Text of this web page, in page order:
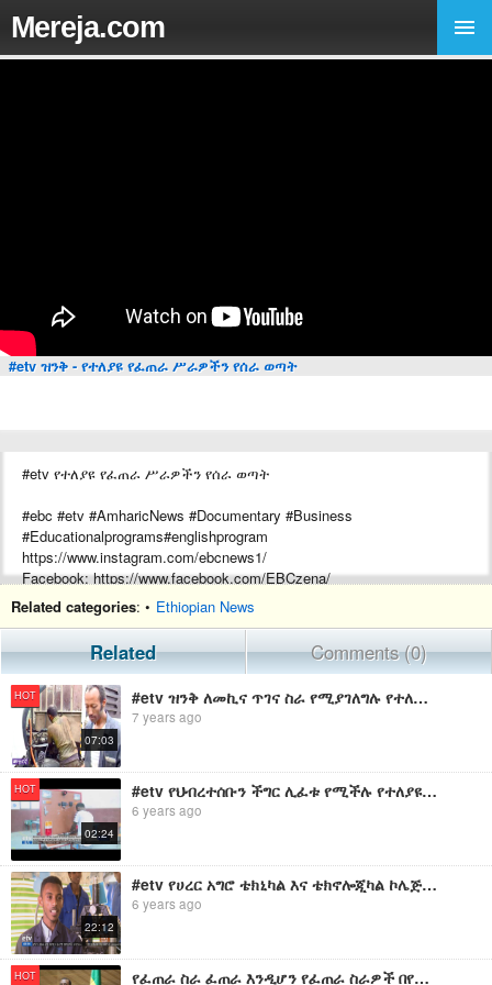
Mereja.com
#etv ዝንቅ - የተለያዩ የፈጠራ ሥራዎችን የሰራ ወጣት
#etv የተለያዩ የፈጠራ ሥራዎችን የሰራ ወጣት
#ebc #etv #AmharicNews #Documentary #Business
#Educationalprograms#englishprogram
https://www.instagram.com/ebcnews1/
Facebook: https://www.facebook.com/EBCzena/
About us: https://www.ebc.et
Related categories: • Ethiopian News
Related Comments (0)
HOT
07:03
#etv ዝንቅ ለመኪና ጥገና ስራ የሚያገለግሉ የተለያዩ የፈጠራ ስራዎችን ከሰራ ወጣት ጋር የተደረገ ቆይታ
7 years ago
HOT
02:24
#etv የህብረተሰቡን ችግር ሊፈቱ የሚችሉ የተለያዩ የፈጠራ ስራዎች በድሬደዋ ቴክኒክና ሙያ ትምህርትና ስልጠና እየተሰሩ ነው፡፡
6 years ago
22:12
#etv የሀረር አግሮ ቴክኒካል እና ቴክኖሎጂካል ኮሌጅ ተማሪዎች የተለያዩ የፈጠራ ስራዎችን እንዲሰሩ እያበረታታ መሆኑ ተገለፀ፡፡
6 years ago
HOT የፈጠራ ስራ ፈጠራ እንዲሆን የፈጠራ ስራዎች በየጊዜው መሻሻል እና መተቸት